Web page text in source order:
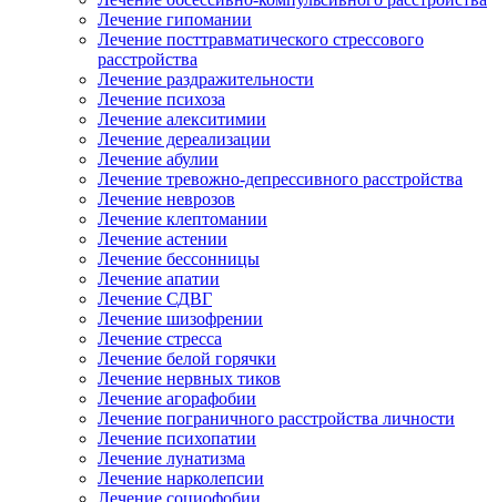
Лечение гипомании
Лечение посттравматического стрессового
расстройства
Лечение раздражительности
Лечение психоза
Лечение алекситимии
Лечение дереализации
Лечение абулии
Лечение тревожно-депрессивного расстройства
Лечение неврозов
Лечение клептомании
Лечение астении
Лечение бессонницы
Лечение апатии
Лечение СДВГ
Лечение шизофрении
Лечение стресса
Лечение белой горячки
Лечение нервных тиков
Лечение агорафобии
Лечение пограничного расстройства личности
Лечение психопатии
Лечение лунатизма
Лечение нарколепсии
Лечение социофобии